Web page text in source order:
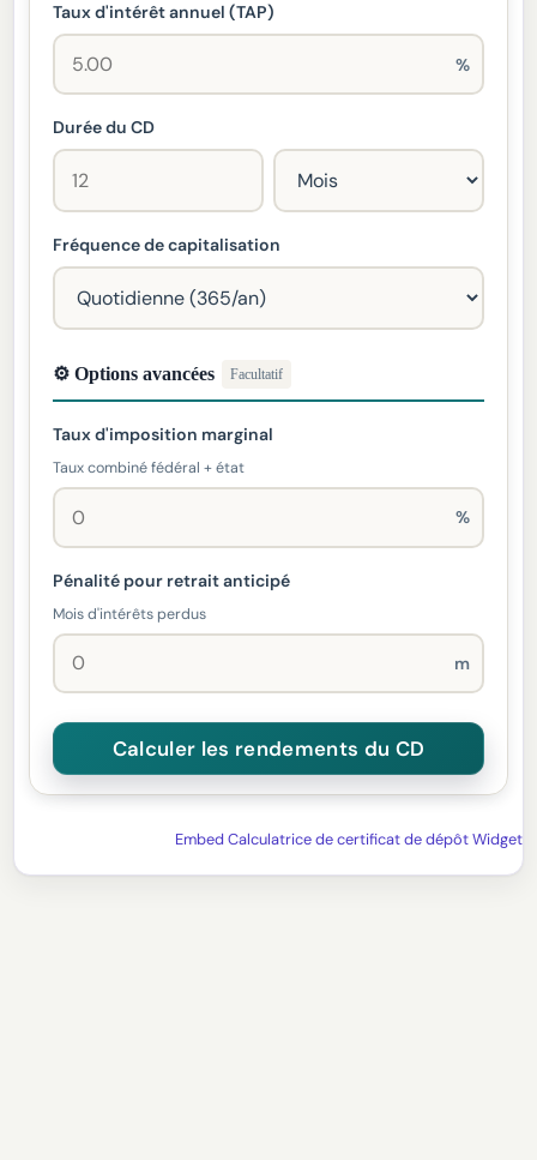
Taux d'intérêt annuel (TAP)
%
Durée du CD
Fréquence de capitalisation
⚙ Options avancées Facultatif
Taux d'imposition marginal
Taux combiné fédéral + état
%
Pénalité pour retrait anticipé
Mois d'intérêts perdus
m
Embed Calculatrice de certificat de dépôt Widget